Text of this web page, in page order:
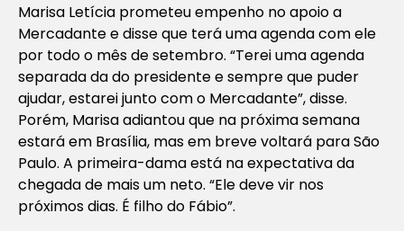
Marisa Letícia prometeu empenho no apoio a
Mercadante e disse que terá uma agenda com ele
por todo o mês de setembro. “Terei uma agenda
separada da do presidente e sempre que puder
ajudar, estarei junto com o Mercadante”, disse.
Porém, Marisa adiantou que na próxima semana
estará em Brasília, mas em breve voltará para São
Paulo. A primeira-dama está na expectativa da
chegada de mais um neto. “Ele deve vir nos
próximos dias. É filho do Fábio”.